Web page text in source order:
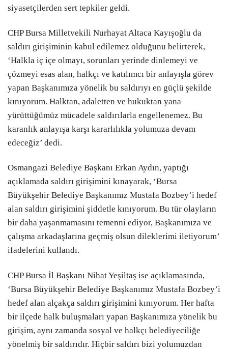
siyasetçilerden sert tepkiler geldi.
CHP Bursa Milletvekili Nurhayat Altaca Kayışoğlu da
saldırı girişiminin kabul edilemez olduğunu belirterek,
‘Halkla iç içe olmayı, sorunları yerinde dinlemeyi ve
çözmeyi esas alan, halkçı ve katılımcı bir anlayışla görev
yapan Başkanımıza yönelik bu saldırıyı en güçlü şekilde
kınıyorum. Halktan, adaletten ve hukuktan yana
yürüttüğümüz mücadele saldırılarla engellenemez. Bu
karanlık anlayışa karşı kararlılıkla yolumuza devam
edeceğiz’ dedi.
Osmangazi Belediye Başkanı Erkan Aydın, yaptığı
açıklamada saldırı girişimini kınayarak, ‘Bursa
Büyükşehir Belediye Başkanımız Mustafa Bozbey’i hedef
alan saldırı girişimini şiddetle kınıyorum. Bu tür olayların
bir daha yaşanmamasını temenni ediyor, Başkanımıza ve
çalışma arkadaşlarına geçmiş olsun dileklerimi iletiyorum’
ifadelerini kullandı.
CHP Bursa İl Başkanı Nihat Yeşiltaş ise açıklamasında,
‘Bursa Büyükşehir Belediye Başkanımız Mustafa Bozbey’i
hedef alan alçakça saldırı girişimini kınıyorum. Her hafta
bir ilçede halk buluşmaları yapan Başkanımıza yönelik bu
girişim, aynı zamanda sosyal ve halkçı belediyeciliğe
yönelmiş bir saldırıdır. Hiçbir saldırı bizi yolumuzdan